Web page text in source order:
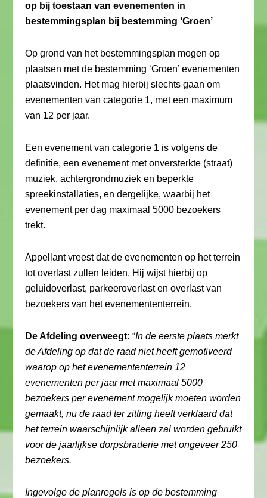
op bij toestaan van evenementen in
bestemmingsplan bij bestemming ‘Groen’
Op grond van het bestemmingsplan mogen op
plaatsen met de bestemming ‘Groen’ evenementen
plaatsvinden. Het mag hierbij slechts gaan om
evenementen van categorie 1, met een maximum
van 12 per jaar.
Een evenement van categorie 1 is volgens de
definitie, een evenement met onversterkte (straat)
muziek, achtergrondmuziek en beperkte
spreekinstallaties, en dergelijke, waarbij het
evenement per dag maximaal 5000 bezoekers
trekt.
Appellant vreest dat de evenementen op het terrein
tot overlast zullen leiden. Hij wijst hierbij op
geluidoverlast, parkeeroverlast en overlast van
bezoekers van het evenemententerrein.
De Afdeling overweegt:“In de eerste plaats merkt
de Afdeling op dat de raad niet heeft gemotiveerd
waarop op het evenemententerrein 12
evenementen per jaar met maximaal 5000
bezoekers per evenement mogelijk moeten worden
gemaakt, nu de raad ter zitting heeft verklaard dat
het terrein waarschijnlijk alleen zal worden gebruikt
voor de jaarlijkse dorpsbraderie met ongeveer 250
bezoekers.
Ingevolge de planregels is op de bestemming